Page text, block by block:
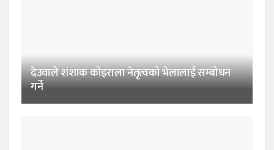
देउवाले शंशाक कोइराला नेतृत्वको भेलालाई सम्बोधन
गर्ने